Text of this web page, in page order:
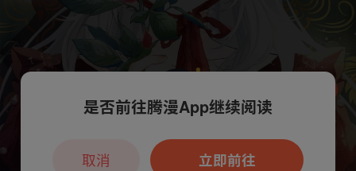
本章节仅支持App阅读，可打开App新用
户7天免费看
是否前往腾漫App继续阅读
立即前往
取消